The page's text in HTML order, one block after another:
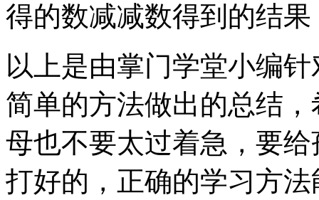
得的数减减数得到的结
以上是由掌门学堂小编
简单的方法做出的总结
母也不要太过着急，要
打好的，正确的学习方